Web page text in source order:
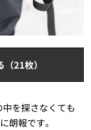
21枚）
を探さなくても
朗報です。